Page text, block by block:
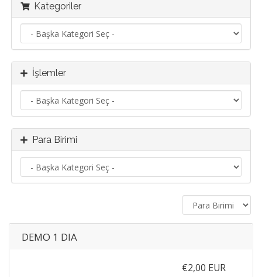
Kategoriler
İşlemler
Para Birimi
DEMO 1 DIA
€2,00 EUR